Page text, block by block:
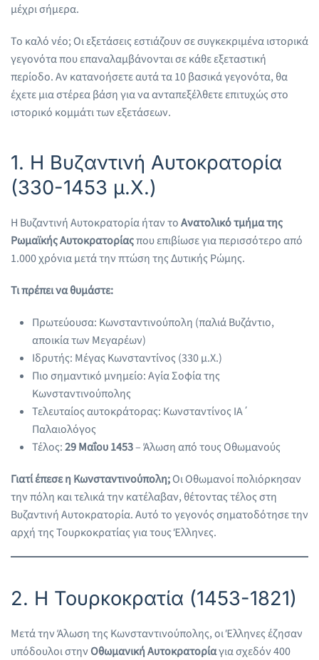
μέχρι σήμερα.
Το καλό νέο; Οι εξετάσεις εστιάζουν σε συγκεκριμένα ιστορικά
γεγονότα που επαναλαμβάνονται σε κάθε εξεταστική
περίοδο. Αν κατανοήσετε αυτά τα 10 βασικά γεγονότα, θα
έχετε μια στέρεα βάση για να ανταπεξέλθετε επιτυχώς στο
ιστορικό κομμάτι των εξετάσεων.
1. Η Βυζαντινή Αυτοκρατορία
(330-1453 μ.Χ.)
Η Βυζαντινή Αυτοκρατορία ήταν τοΑνατολικό τμήμα της
Ρωμαϊκής Αυτοκρατορίαςπου επιβίωσε για περισσότερο από
1.000 χρόνια μετά την πτώση της Δυτικής Ρώμης.
Τι πρέπει να θυμάστε:
Πρωτεύουσα: Κωνσταντινούπολη (παλιά Βυζάντιο,
αποικία των Μεγαρέων)
Ιδρυτής: Μέγας Κωνσταντίνος (330 μ.Χ.)
Πιο σημαντικό μνημείο: Αγία Σοφία της
Κωνσταντινούπολης
Τελευταίος αυτοκράτορας: Κωνσταντίνος ΙΑ΄
Παλαιολόγος
Τέλος:29 Μαΐου 1453– Άλωση από τους Οθωμανούς
Γιατί έπεσε η Κωνσταντινούπολη;Οι Οθωμανοί πολιόρκησαν
την πόλη και τελικά την κατέλαβαν, θέτοντας τέλος στη
Βυζαντινή Αυτοκρατορία. Αυτό το γεγονός σηματοδότησε την
αρχή της Τουρκοκρατίας για τους Έλληνες.
2. Η Τουρκοκρατία (1453-1821)
Μετά την Άλωση της Κωνσταντινούπολης, οι Έλληνες έζησαν
υπόδουλοι στηνΟθωμανική Αυτοκρατορίαγια σχεδόν 400